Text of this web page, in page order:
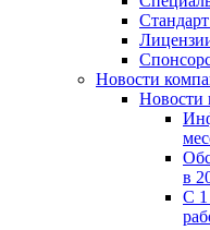
Новости
Новости
в
С 1